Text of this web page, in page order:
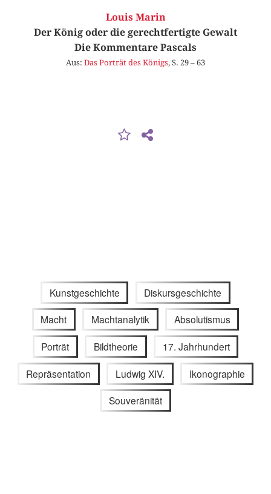
Louis Marin
Der König oder die gerechtfertigte Gewalt
Die Kommentare Pascals
Aus: Das Porträt des Königs, S. 29 – 63
Kunstgeschichte Diskursgeschichte
Macht Machtanalytik Absolutismus
Porträt Bildtheorie 17. Jahrhundert
Repräsentation Ludwig XIV. Ikonographie
Souveränität